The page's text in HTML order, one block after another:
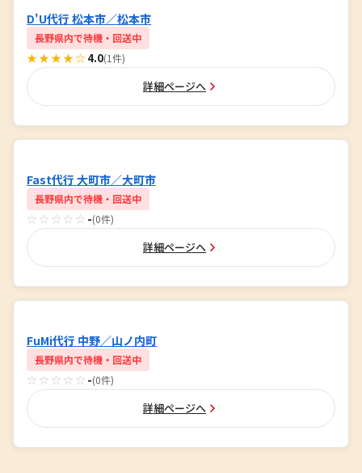
D'U代行 松本市／松本市
長野県内で待機・回送中
★★★★☆4.0(1件)
詳細ページへ
Fast代行 大町市／大町市
長野県内で待機・回送中
☆☆☆☆☆ -(0件)
詳細ページへ
FuMi代行 中野／山ノ内町
長野県内で待機・回送中
☆☆☆☆☆ -(0件)
詳細ページへ